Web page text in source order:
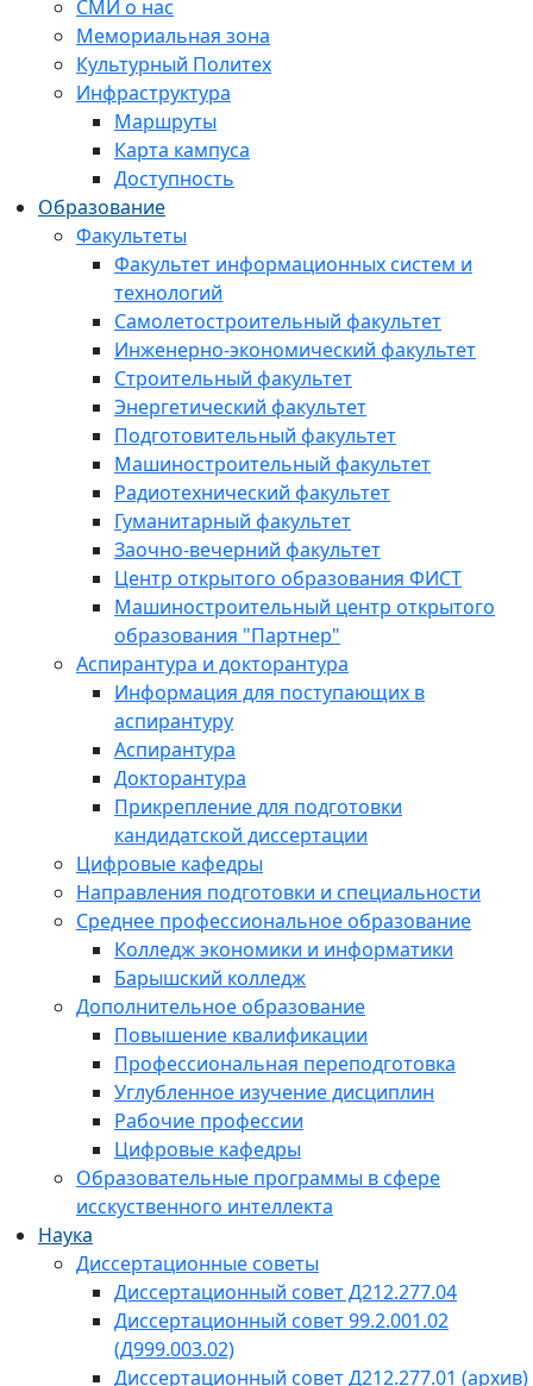
СМИ о нас
Мемориальная зона
Культурный Политех
Инфраструктура
Маршруты
Карта кампуса
Доступность
Образование
Факультеты
Факультет информационных систем и
технологий
Самолетостроительный факультет
Инженерно-экономический факультет
Строительный факультет
Энергетический факультет
Подготовительный факультет
Машиностроительный факультет
Радиотехнический факультет
Гуманитарный факультет
Заочно-вечерний факультет
Центр открытого образования ФИСТ
Машиностроительный центр открытого
образования "Партнер"
Аспирантура и докторантура
Информация для поступающих в
аспирантуру
Аспирантура
Докторантура
Прикрепление для подготовки
кандидатской диссертации
Цифровые кафедры
Направления подготовки и специальности
Среднее профессиональное образование
Колледж экономики и информатики
Барышский колледж
Дополнительное образование
Повышение квалификации
Профессиональная переподготовка
Углубленное изучение дисциплин
Рабочие профессии
Цифровые кафедры
Образовательные программы в сфере
исскуственного интеллекта
Наука
Диссертационные советы
Диссертационный совет Д212.277.04
Диссертационный совет 99.2.001.02
(Д999.003.02)
Диссертационный совет Д212.277.01 (архив)